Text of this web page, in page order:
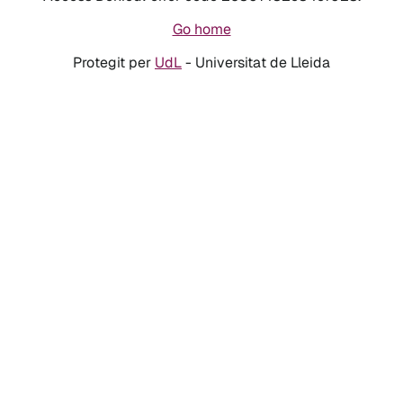
Go home
Protegit per UdL- Universitat de Lleida